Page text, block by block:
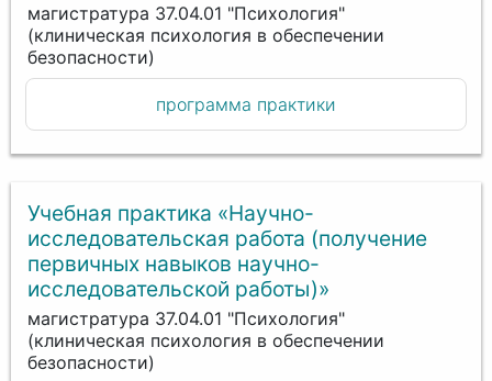
магистратура 37.04.01 "Психология"
(клиническая психология в обеспечении
безопасности)
программа практики
Учебная практика «Научно-
исследовательская работа (получение
первичных навыков научно-
исследовательской работы)»
магистратура 37.04.01 "Психология"
(клиническая психология в обеспечении
безопасности)